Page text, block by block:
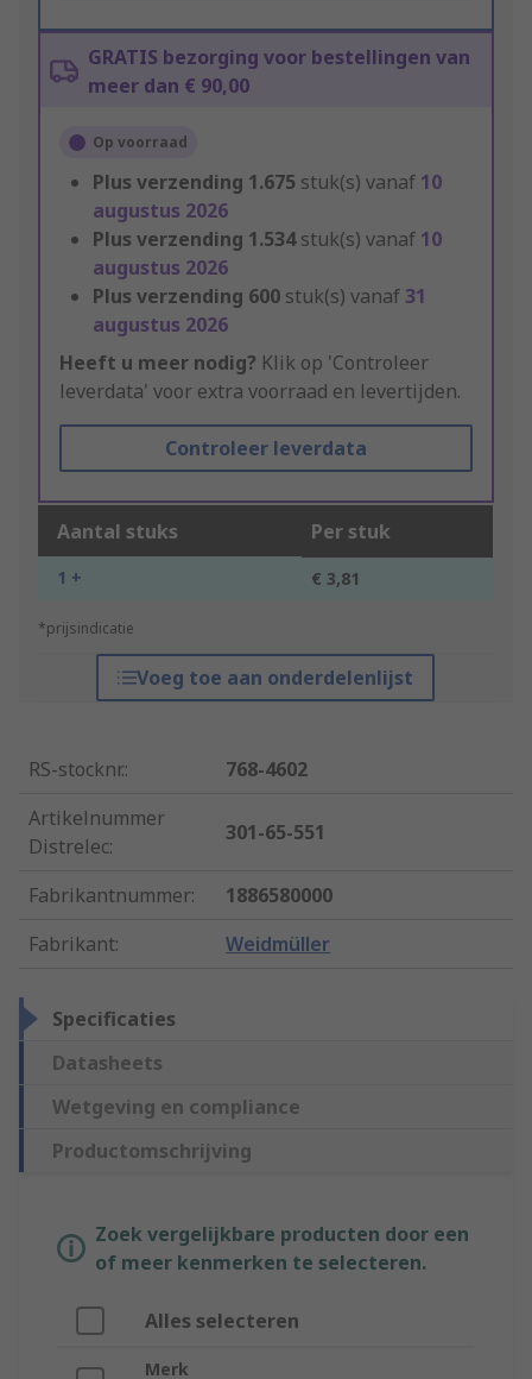
GRATIS bezorging voor bestellingen van
meer dan € 90,00
Op voorraad
Plus verzending 1.675 stuk(s) vanaf 10
augustus 2026
Plus verzending 1.534stuk(s) vanaf 10
augustus 2026
Plus verzending 600 stuk(s) vanaf31
augustus 2026
Heeft u meer nodig? Klik op 'Controleer
leverdata' voor extra voorraad en levertijden.
Controleer leverdata
Aantal stuks Per stuk
1 + € 3,81
*prijsindicatie
Voeg toe aan onderdelenlijst
RS-stocknr.:
768-4602
Artikelnummer
Distrelec:
301-65-551
Fabrikantnummer:
1886580000
Fabrikant: Weidmüller
Specificaties
Datasheets
Wetgeving en compliance
Productomschrijving
Zoek vergelijkbare producten door een
of meer kenmerken te selecteren.
Alles selecteren
Merk